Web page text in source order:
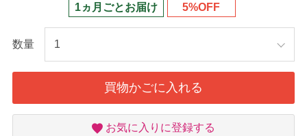
1ヵ月ごとお届け 5%OFF
数量
買物かごに入れる
おお気に入りに登録する